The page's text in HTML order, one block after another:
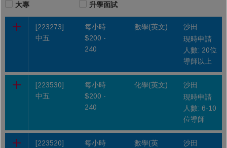
大專
升學面試
[223273]
中五
每小時
$200 -
240
數學(英文)
沙田
現時申請
人數: 20位
導師以上
[223530]
中五
每小時
$200 -
240
化學(英文)
沙田
現時申請
人數: 6-10
位導師
[223520]
每小時
數學(英
沙田